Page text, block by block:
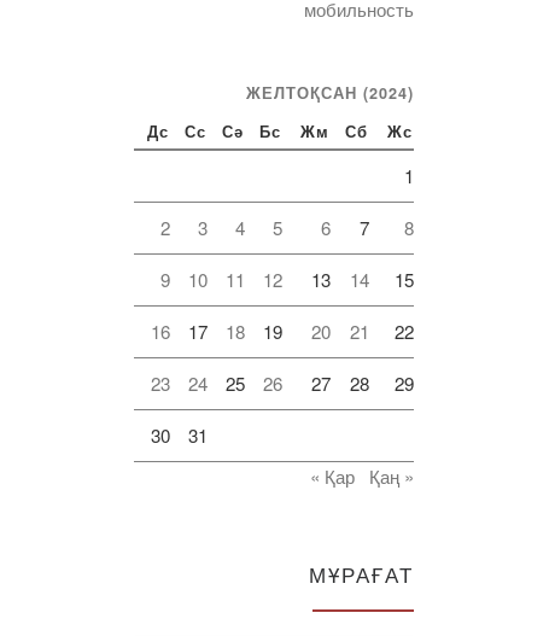
мобильность
ЖЕЛТОҚСАН (2024)
Дс Сс Сә Бс Жм Сб Жс
1
2 3 4 5 6 7 8
9 10 11 12 13 14 15
16 17 18 19 20 21 22
23 24 25 26 27 28 29
30
31
« Қар
Қаң »
МҰРАҒАТ